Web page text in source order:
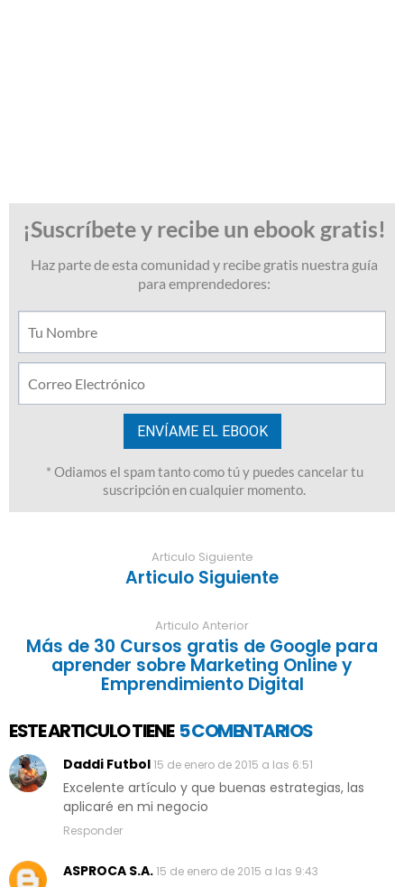
Articulo Siguiente
Articulo Siguiente
Articulo Anterior
Más de 30 Cursos gratis de Google para
aprender sobre Marketing Online y
Emprendimiento Digital
ESTE ARTICULO TIENE 5 COMENTARIOS
Daddi Futbol15 de enero de 2015 a las 6:51
Excelente artículo y que buenas estrategias, las
aplicaré en mi negocio
Responder
ASPROCA S.A.15 de enero de 2015 a las 9:43